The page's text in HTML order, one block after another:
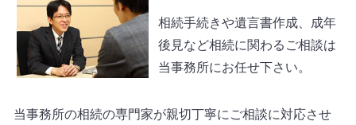
相続手続きや遺言書作成、成年
後見など相続に関わるご相談は
当事務所にお任せ下さい。
当事務所の相続の専門家が親切丁寧にご相談に対応させ